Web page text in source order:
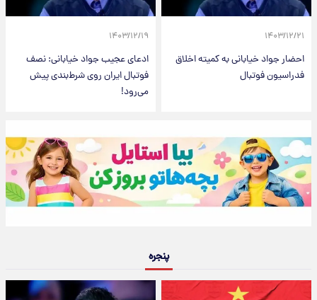
۱۴۰۳/۱۲/۲۱
احضار جواد خیابانی به کمیته اخلاق
فدراسیون فوتبال
۱۴۰۳/۱۲/۱۹
ادعای عجیب جواد خیابانی: نصف
فوتبال ایران روی شرط‌بندی پیش‌
می‌رود!
پنجره